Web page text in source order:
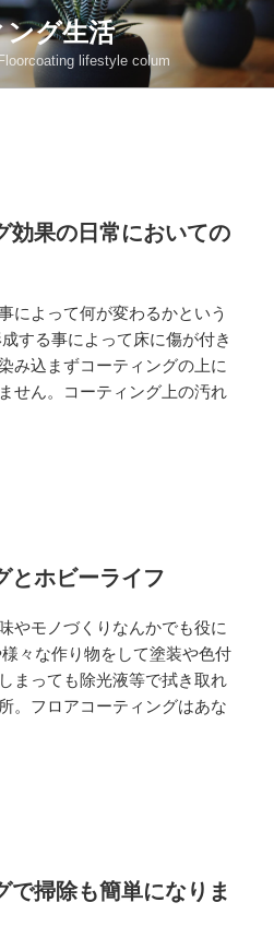
グ生活
lifestyle colum
効果の日常においての
によって何が変わるかという
する事によって床に傷が付き
み込まずコーティングの上に
せん。コーティング上の汚れ
とホビーライフ
やモノづくりなんかでも役に
々な作り物をして塗装や色付
まっても除光液等で拭き取れ
。フロアコーティングはあな
で掃除も簡単になりま